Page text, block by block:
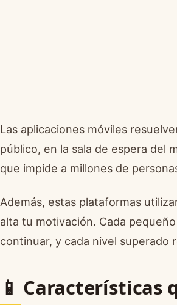
Las aplicaciones móviles
público, en la sala de espera del
que impide a millones de
Además, estas plataformas
alta tu motivación. Cada
continuar, y cada nivel superado
📱 Características